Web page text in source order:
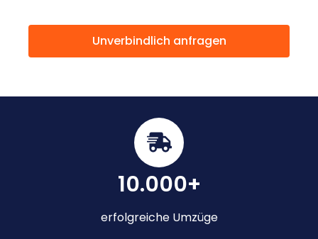
Unverbindlich anfragen
10.000+
erfolgreiche Umzüge